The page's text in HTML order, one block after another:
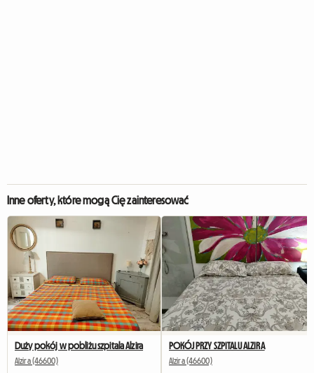
Inne oferty, które mogą Cię zainteresować
Duży pokój w pobliżu szpitala Alzira
Alzira (46600)
POKÓJ PRZY SZPITALU ALZIRA
Alzira (46600)